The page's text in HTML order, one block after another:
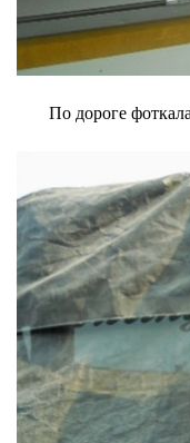
По дороге